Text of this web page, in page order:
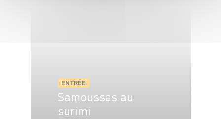
ENTRÉE
Samoussas au
surimi